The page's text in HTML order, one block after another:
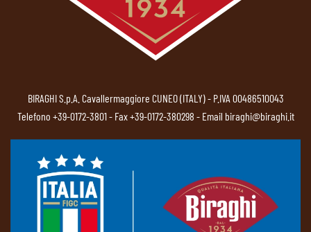
BIRAGHI S.p.A. Cavallermaggiore CUNEO (ITALY) - P.IVA 00486510043
Telefono +39-0172-3801- Fax +39-0172-380298 - Email biraghi@biraghi.it